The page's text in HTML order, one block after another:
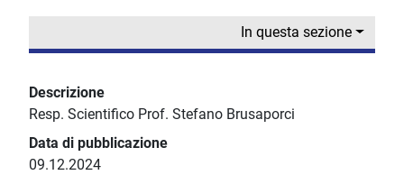
In questa sezione
Descrizione
Resp. Scientifico Prof. Stefano Brusaporci
Data di pubblicazione
09.12.2024